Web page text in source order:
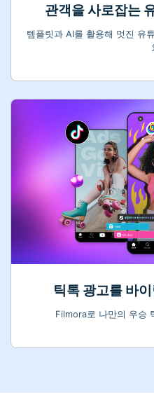
관객을 사로잡는
템플릿과 AI를 활용해 멋진 유
틱톡 광고를 바
Filmora로 나만의 우승